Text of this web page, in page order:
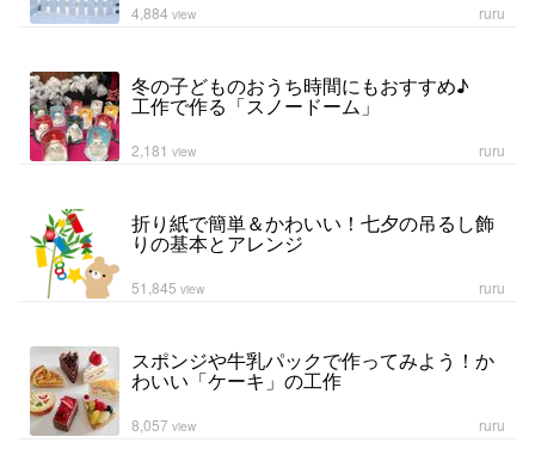
ruru
4,884 view
冬の子どものおうち時間にもおすすめ♪
工作で作る「スノードーム」
ruru
2,181 view
折り紙で簡単＆かわいい！七夕の吊るし飾
りの基本とアレンジ
ruru
51,845 view
スポンジや牛乳パックで作ってみよう！か
わいい「ケーキ」の工作
ruru
8,057 view